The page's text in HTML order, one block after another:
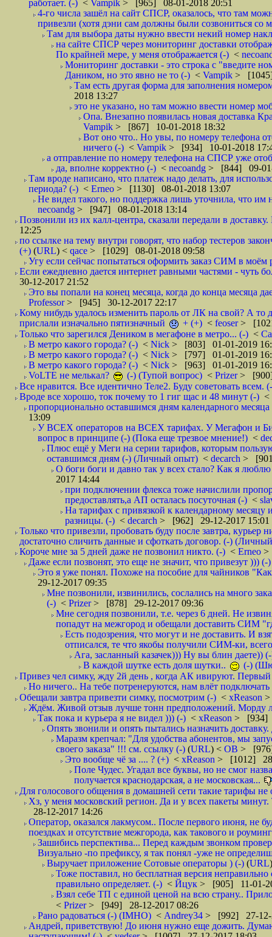
работает. (-) < Vampik > [965] 08-01-2018 20:51
4-го числа зашёл на сайт СПСР, оказалось, что там
привезли (хотя дэни сам должны были созвониться со
Там для выбора даты нужно ввести некий номер
на сайте СПСР через мониторинг доставки
По крайней мере, у меня отображается (-) <
Мониторинг доставки - это строка с "введите
Даником, но это явно не то (-) < Vampik >
Там есть другая форма для заполнения
2018 13:27
это не указано, но там можно ввести номер
Опа. Внезапно появилась новая доставка
Vampik > [867] 10-01-2018 18:32
Вот оно что.. Но увы, по номеру телефона
ничего (-) < Vampik > [934] 10-01-2018
а отправление по номеру телефона на СПСР уже
да, вполне корректно (-) < necoandg > [844] 09-01-
Там вроде написано, что платеж надо делать, для
периода? (-) < Erneo > [1130] 08-01-2018 13:07
Не видел такого, но поддержка лишь уточнила, что
necoandg > [947] 08-01-2018 13:14
Позвонили из их калл-центра, сказали передали в
12:25
по ссылке на тему внутри говорят, что набор тестеров
(+) (URL) < qace > [1029] 08-01-2018 09:58
Угу если сейчас попытаться оформить заказ СИМ в моём
Если ежедневно дается интернет равными частями - чуть
30-12-2017 21:52
Это вы попали на конец месяца, когда до конца месяца
Professor> [945] 30-12-2017 22:17
Кому нибудь удалось изменить пароль от ЛК на свой? А то
прислали изначально пятизначный
+ (+) < feoser>
Только что зарегился Деником в мегафоне в метро... (-) <
В метро какого города? (-) < Nick > [803] 01-01-2019
В метро какого города? (-) < Nick > [797] 01-01-2019
В метро какого города? (-) < Nick > [963] 01-01-2019
VoLTE не мелькал?
(-) (Тупой вопрос) < Prizer>
Все нравится. Все идентично Теле2. Буду советовать всем.
Вроде все хорошо, ток почему то 1 гиг щас и 48 минут (-) <
пропорционально оставшимся дням календарного
13:09
У ВСЕХ операторов на ВСЕХ тарифах. У Мегафон и Би
вопрос в принципе (-) (Пока еще трезвое мнение!) <
Плюс ещё у Меги на серии тарифов, которым
оставшимся дням (-) (Личный опыт) < decarch >
О боги боги и давно так у всех стало? Как я
2017 14:44
при подключении флекса тоже начислили
предоставлять,а АП осталась посуточная (-) <
На тарифах с привязкой к календарному
разницы. (-) < decarch > [962] 29-12-2017 15:01
Только что привезли, пробовать буду после завтра,
достаточно сличить данные и сфоткать договор. (-)
Короче мне за 5 дней даже не позвонил никто. (-) < Erneo >
Даже если позвонят, это еще не значит, что привезут ))) (-)
Это я уже понял. Похоже на пособие для чайников
29-12-2017 09:35
Мне позвонили, извинились, сослались на много
(-) < Prizer> [878] 29-12-2017 09:36
Мне сегодня позвонили, т.е. через 6 дней. Не
попадут на межгород и обещали доставить СИМ
Есть подозрения, что могут и не доставить. И
отписался, те что якобы получили СИМ-ки,
Ага, засланный казачек))) Ну вы блин даете))
В каждой шутке есть доля шутки..
(-)
Привез чел симку, жду 2й день , когда АК ивируют. Первый
Но ничего.. На тебе потренеруются, нам влёт подключать
Обещали завтра привезти симку, посмотрим (-) < xReason
Ждём. Живой отзыв лучше тонн предположений. Морду
Так пока и курьера я не видел ))) (-) < xReason > [934]
Опять звонили и опять пытались назначить
Маразм крепчал: "Для удобства абонентов, мы
своего заказа" !!! см. ссылку (-) (URL) < ОВ >
Это вообще чё за .... ? (+) < xReason > [1012]
Поле Чудес. Угадал все буквы, но не смог
получается краснодарская, а не московская...
Для голосового общения в домашней сети такие тарифы не
Хз, у меня московский регион. Да и у всех пакеты
28-12-2017 14:26
Оператор, оказался лакмусом.. После первого июня, не
поездках и отсутствие межгорода, как такового и
Зашибись перспектива... Перед каждым звонком
Визуально -по префиксу, я так понял -уже не
Выручает приложение Сотовые операторы ) (-) (URL
Тоже поставил, но бесплатная версия
правильно определяет. (-) < Йцук > [905] 11-01-
Взял себе ТП с единой ценой на всю страну..
< Prizer> [949] 28-12-2017 08:26
Рано радоваться (-) (IMHO) < Andrey34 > [992] 27-12-
Андрей, приветствую! До июня нужно еще дожить.